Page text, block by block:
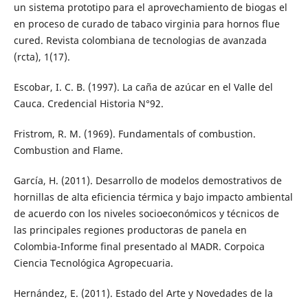
un sistema prototipo para el aprovechamiento de biogas el
en proceso de curado de tabaco virginia para hornos flue
cured. Revista colombiana de tecnologias de avanzada
(rcta), 1(17).
Escobar, I. C. B. (1997). La caña de azúcar en el Valle del
Cauca. Credencial Historia N°92.
Fristrom, R. M. (1969). Fundamentals of combustion.
Combustion and Flame.
García, H. (2011). Desarrollo de modelos demostrativos de
hornillas de alta eficiencia térmica y bajo impacto ambiental
de acuerdo con los niveles socioeconómicos y técnicos de
las principales regiones productoras de panela en
Colombia-Informe final presentado al MADR. Corpoica
Ciencia Tecnológica Agropecuaria.
Hernández, E. (2011). Estado del Arte y Novedades de la